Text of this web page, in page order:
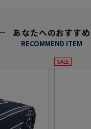
あなたへのおすすめ
RECOMMEND ITEM
SALE